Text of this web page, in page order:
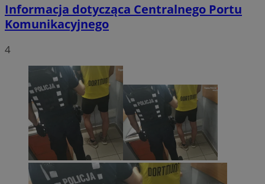
Informacja dotycząca Centralnego Portu
Komunikacyjnego
4